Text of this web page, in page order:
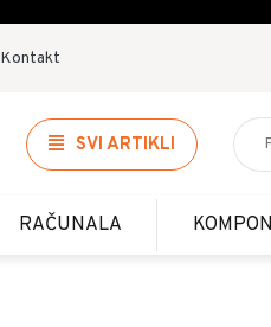
Kontakt
SVI ARTIKLI
RAČUNALA